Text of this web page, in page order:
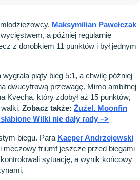
Maksymilian Pawełczak
a później regularnie
z dorobkiem 11 punktów i był jednym
piąty bieg 5:1, a chwilę później
dwucyfrową przewagę. Mimo ambitnej
Kvecha, który zdobył aż 15 punktów,
Zobacz także: Żużel. Moonfin
Wilki nie dały rady –>
biegu. Para Kacper Andrzejewski –
meczowy triumf jeszcze przed biegami
sytuację, a wynik końcowy